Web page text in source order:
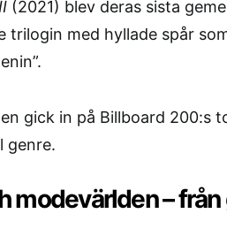
(2021) blev deras sista
trilogin med hyllade spår
gick in på Billboard 200:s
genre.
modevärlden –